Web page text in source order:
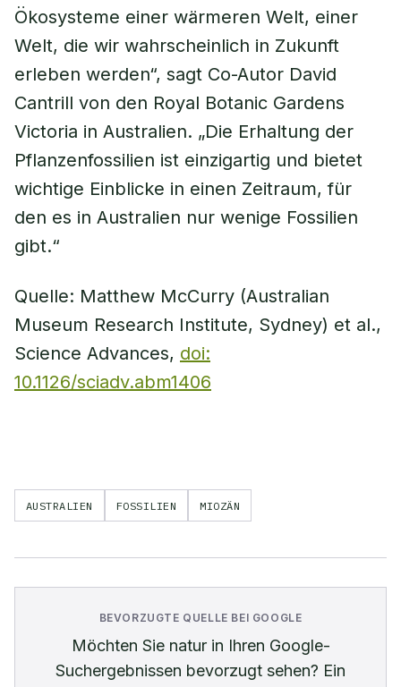
Ökosysteme einer wärmeren Welt, einer
Welt, die wir wahrscheinlich in Zukunft
erleben werden“, sagt Co-Autor David
Cantrill von den Royal Botanic Gardens
Victoria in Australien. „Die Erhaltung der
Pflanzenfossilien ist einzigartig und bietet
wichtige Einblicke in einen Zeitraum, für
den es in Australien nur wenige Fossilien
gibt.“
Quelle: Matthew McCurry (Australian
Museum Research Institute, Sydney) et al.,
Science Advances, doi:
10.1126/sciadv.abm1406
AUSTRALIEN FOSSILIEN MIOZÄN
BEVORZUGTE QUELLE BEI GOOGLE
Möchten Sie naturin Ihren Google-
Suchergebnissen bevorzugt sehen? Ein